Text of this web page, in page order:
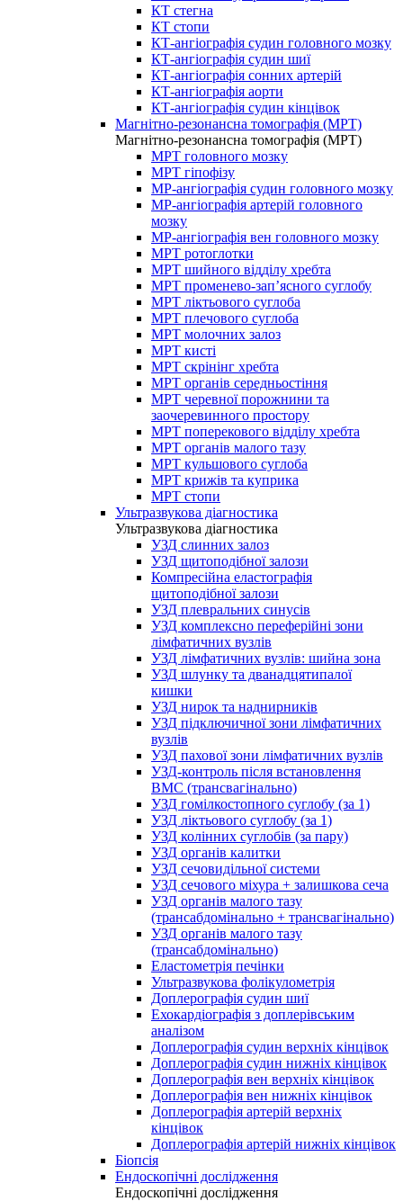
КТ стегна
КТ стопи
КТ-ангіографія судин головного мозку
КТ-ангіографія судин шиї
КТ-ангіографія сонних артерій
КТ-ангіографія аорти
КТ-ангіографія судин кінцівок
Магнітно-резонансна томографія (МРТ)
Магнітно-резонансна томографія (МРТ)
МРТ головного мозку
МРТ гіпофізу
МР-ангіографія судин головного мозку
МР-ангіографія артерій головного
мозку
МР-ангіографія вен головного мозку
МРТ ротоглотки
МРТ шийного відділу хребта
МРТ променево-зап’ясного суглобу
МРТ ліктьового суглоба
МРТ плечового суглоба
МРТ молочних залоз
МРТ кисті
МРТ скрінінг хребта
МРТ органів середньостіння
МРТ черевної порожнини та
заочеревинного простору
МРТ поперекового відділу хребта
МРТ органів малого тазу
МРТ кульшового суглоба
МРТ крижів та куприка
МРТ стопи
Ультразвукова діагностика
Ультразвукова діагностика
УЗД слинних залоз
УЗД щитоподібної залози
Компресійна еластографія
щитоподібної залози
УЗД плевральних синусів
УЗД комплексно переферійні зони
лімфатичних вузлів
УЗД лімфатичних вузлів: шийна зона
УЗД шлунку та дванадцятипалої
кишки
УЗД нирок та наднирників
УЗД підключичної зони лімфатичних
вузлів
УЗД пахової зони лімфатичних вузлів
УЗД-контроль після встановлення
ВМС (трансвагінально)
УЗД гомілкостопного суглобу (за 1)
УЗД ліктьового суглобу (за 1)
УЗД колінних суглобів (за пару)
УЗД органів калитки
УЗД сечовидільної системи
УЗД сечового міхура + залишкова сеча
УЗД органів малого тазу
(трансабдомінально + трансвагінально)
УЗД органів малого тазу
(трансабдомінально)
Еластометрія печінки
Ультразвукова фолікулометрія
Доплерографія судин шиї
Ехокардіографія з доплерівським
аналізом
Доплерографія судин верхніх кінцівок
Доплерографія судин нижніх кінцівок
Доплерографія вен верхніх кінцівок
Доплерографія вен нижніх кінцівок
Доплерографія артерій верхніх
кінцівок
Доплерографія артерій нижніх кінцівок
Біопсія
Ендоскопічні дослідження
Ендоскопічні дослідження